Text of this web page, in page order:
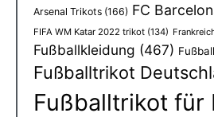
Arsenal Trikots (166) FC
FIFA WM Katar 2022 trikot (134)
Fußballkleidung (467)
Fußballtrikot
Fußballtrikot für